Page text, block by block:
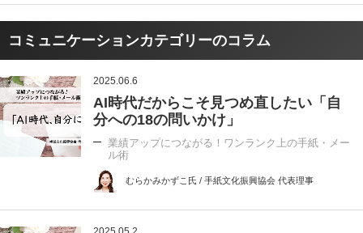
コミュニケーションカテゴリーのコラム
2025.06.6
AI時代だからこそ見つめ直したい「自
分への18の問いかけ」
業績アップにつながる！ワンランク上の手紙・メー
ル術
むらかみかずこ氏 / 手紙文化振興協会 代表理事